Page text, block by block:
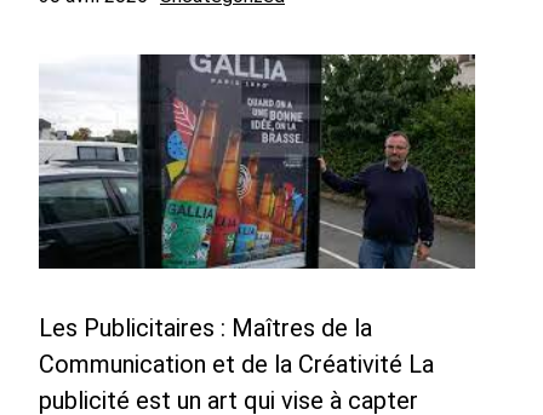
Les Publicitaires : Maîtres de la
Communication et de la Créativité La
publicité est un art qui vise à capter